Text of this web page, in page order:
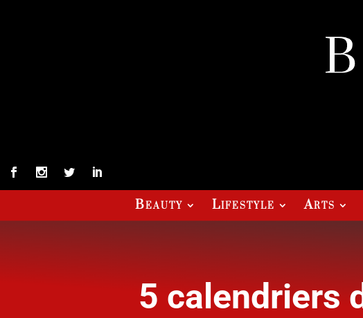
Beauty Lifestyle Arts
5 calendriers